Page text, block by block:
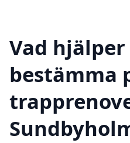
Vad
bestämma